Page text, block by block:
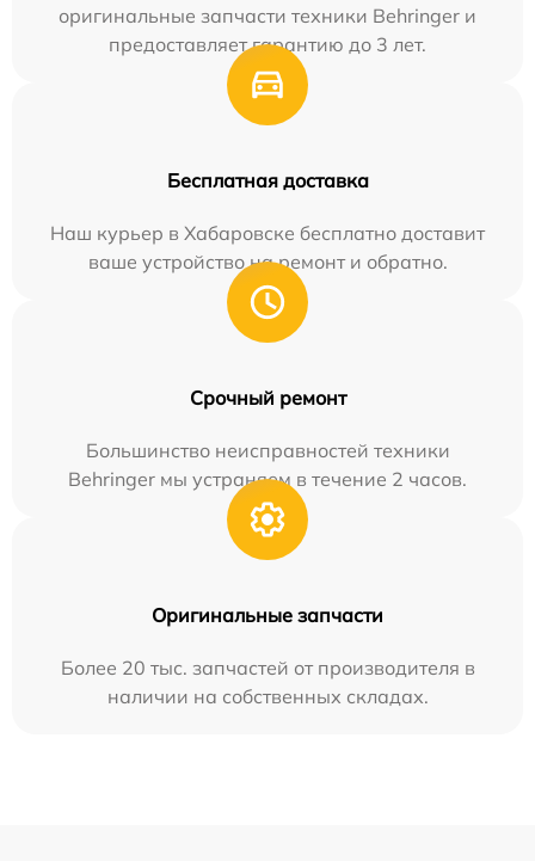
оригинальные запчасти техники Behringer и
предоставляет гарантию до 3 лет.
Бесплатная доставка
Наш курьер в Хабаровске бесплатно доставит
ваше устройство на ремонт и обратно.
Срочный ремонт
Большинство неисправностей техники
Behringer мы устраняем в течение 2 часов.
Оригинальные запчасти
Более 20 тыс. запчастей от производителя в
наличии на собственных складах.